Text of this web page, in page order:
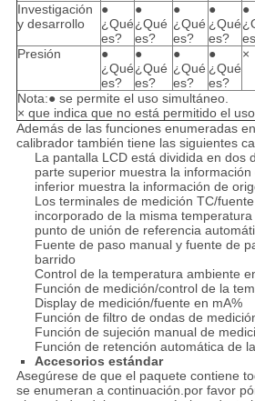
Investigación
y desarrollo
●
¿Qué
es?
●
¿Qué
es?
●
¿Qué
es?
●
¿Qué
es?
●
Presión
●
¿Qué
es?
●
¿Qué
es?
●
¿Qué
es?
●
¿Qué
es?
×
Nota:● se permite el uso simultáneo.
× que indica que no está permitido el
Además de las funciones enumeradas
calibrador también tiene las siguientes
La pantalla LCD está dividida en dos
parte superior muestra la
inferior muestra la información de
Los terminales de medición TC/
incorporado de la misma
punto de unión de referencia
Fuente de paso manual y fuente de
barrido
Control de la temperatura ambiente
Función de medición/control de la
Display de medición/fuente en mA%
Función de filtro de ondas de
Función de sujeción manual de
Función de retención automática de
Accesorios estándar
Asegúrese de que el paquete contiene
se enumeran a continuación.por favor